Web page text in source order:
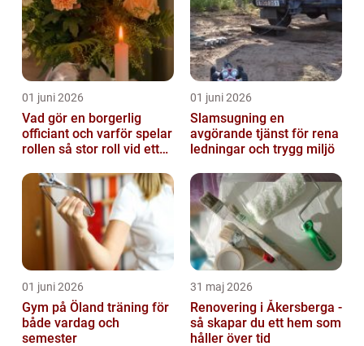
01 juni 2026
Vad gör en borgerlig
officiant och varför spelar
rollen så stor roll vid ett
01 juni 2026
Slamsugning en
avgörande tjänst för rena
ledningar och trygg miljö
01 juni 2026
Gym på Öland träning för
både vardag och
semester
31 maj 2026
Renovering i Åkersberga -
så skapar du ett hem som
håller över tid